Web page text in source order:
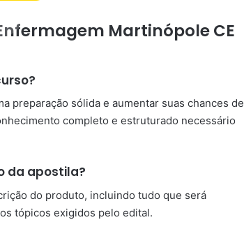
Martinópole CE
preparação sólida e aumentar suas chances de
completo e estruturado necessário
da apostila?
do produto, incluindo tudo que será
tópicos exigidos pelo edital.